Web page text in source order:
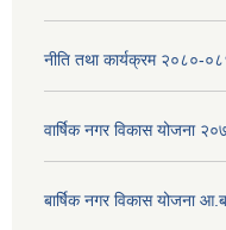
नीति तथा कार्यक्रम २०८०-
वार्षिक नगर विकास योजना
बार्षिक नगर विकास योजना